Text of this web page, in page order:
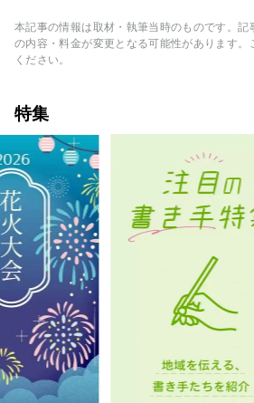
万博会場と京都～大阪～
ークして開催し、文化芸
(一社)夢洲新産業・都市
（株）健康都市デザイン
https://
阪市北区梅田3丁目4番5
mail：
06-6136-8803
本記事の情報は取材・執筆当時のものです。記
の内容・料金が変更となる可能性があります
ください。
特集